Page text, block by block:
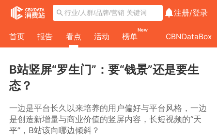
注册/登录
首页 报告 看点 活动 榜单
New
CBNDataBox
B站竖屏“罗生门”：要“钱景”还是要生
态？
一边是平台长久以来培养的用户偏好与平台风格，一边
是创造新增量与商业价值的竖屏内容，长短视频的“天
平”，B站该向哪边倾斜？